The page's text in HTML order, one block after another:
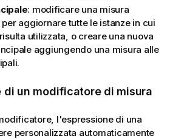
: modificare una misura
aggiornare tutte le istanze in cui
utilizzata, o creare una nuova
aggiungendo una misura alle
di un modificatore di misura
l'espressione di una
personalizzata automaticamente